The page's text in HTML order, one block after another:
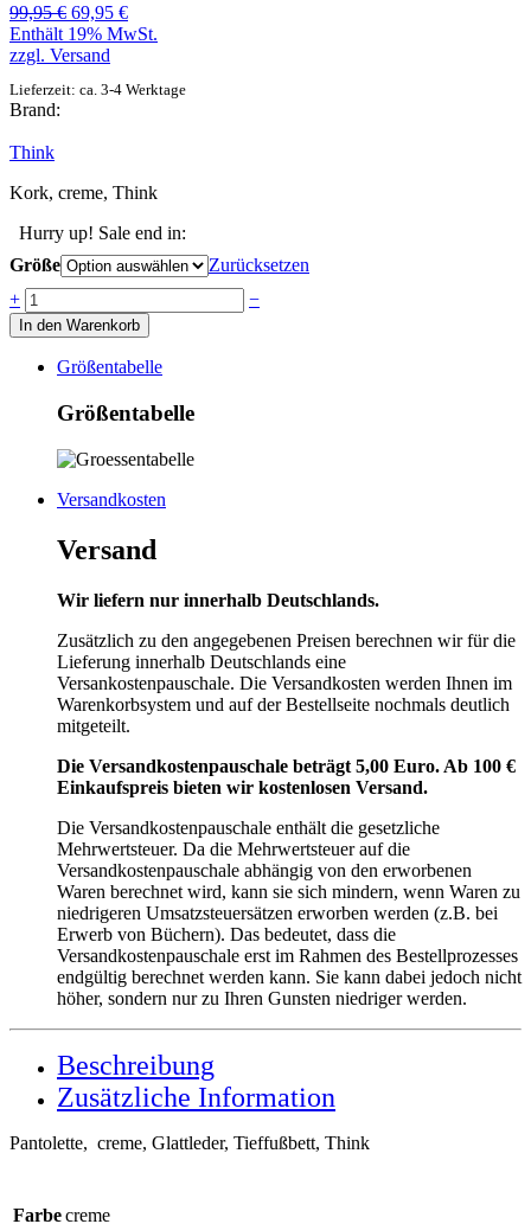
99,95€ Ursprünglicher
Preis
war:
69,95 €Aktueller
Preis
Enthält 19% MwSt.
zzgl. Versand
Lieferzeit: ca. 3-4 Werktage
Brand:
Think
Kork, creme, Think
Hurry up! Sale end in:
Größe
Zurücksetzen
Anzahl
+ −
In den Warenkorb
Größentabelle
Größentabelle
Versandkosten
Versand
Wir liefern nur innerhalb Deutschlands.
Zusätzlich zu den angegebenen Preisen berechnen wir für die
Lieferung innerhalb Deutschlands eine
Versankostenpauschale. Die Versandkosten werden Ihnen im
Warenkorbsystem und auf der Bestellseite nochmals deutlich
mitgeteilt.
Die Versandkostenpauschale beträgt 5,00 Euro. Ab 100 €
Einkaufspreis bieten wir kostenlosen Versand.
Die Versandkostenpauschale enthält die gesetzliche
Mehrwertsteuer. Da die Mehrwertsteuer auf die
Versandkostenpauschale abhängig von den erworbenen
Waren berechnet wird, kann sie sich mindern, wenn Waren zu
niedrigeren Umsatzsteuersätzen erworben werden (z.B. bei
Erwerb von Büchern). Das bedeutet, dass die
Versandkostenpauschale erst im Rahmen des Bestellprozesses
endgültig berechnet werden kann. Sie kann dabei jedoch nicht
höher, sondern nur zu Ihren Gunsten niedriger werden.
Beschreibung
Zusätzliche Information
Pantolette, creme, Glattleder, Tieffußbett, Think
Farbecreme